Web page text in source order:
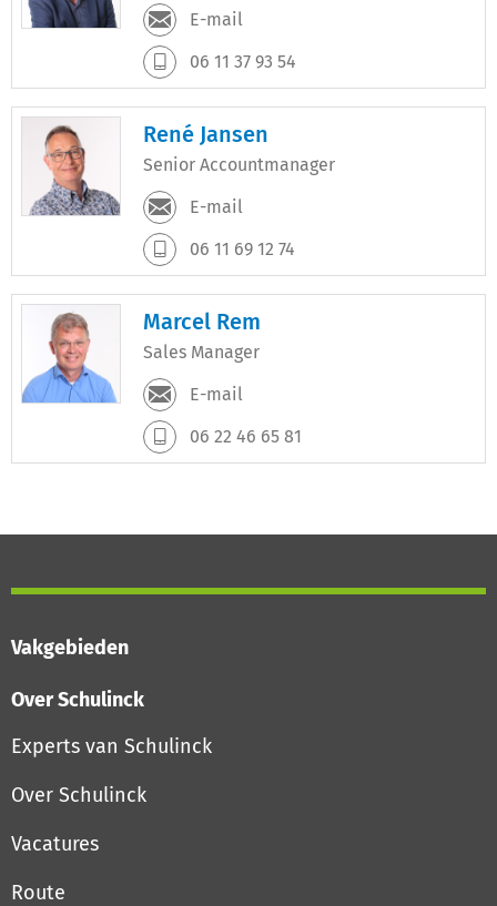
E-mail
06 11 37 93 54
René Jansen
Senior Accountmanager
E-mail
06 11 69 12 74
Marcel Rem
Sales Manager
E-mail
06 22 46 65 81
Vakgebieden
Over Schulinck
Experts van Schulinck
Over Schulinck
Vacatures
Route